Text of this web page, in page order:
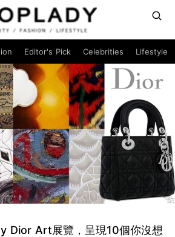
Editor's Pick Celebrities Lifestyle
Dior Art展覽，呈現10個你沒想